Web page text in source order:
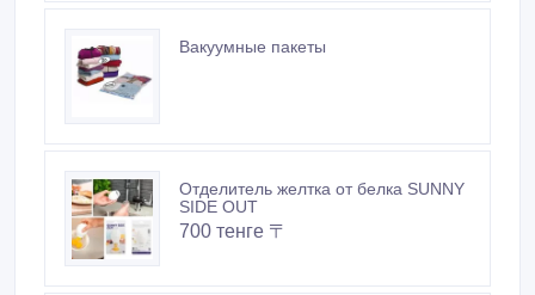
Вакуумные пакеты
Отделитель желтка от белка SUNNY
SIDE OUT
700 тенге 〒